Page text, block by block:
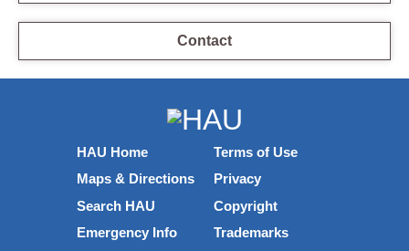
Contact
HAU Home
Maps & Directions
Search HAU
Emergency Info
Terms of Use
Privacy
Copyright
Trademarks